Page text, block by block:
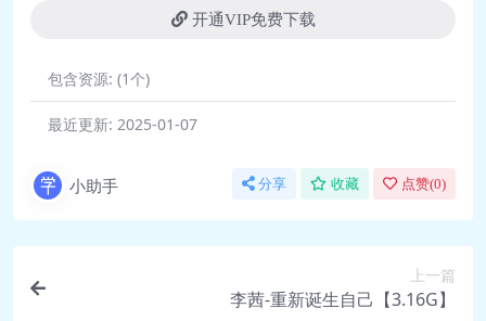
🎥 第05课：抑郁-受虐人格、suicide议题
🎥 第05课：抑郁-受虐人格、疑病症、自杀
议题【肯伯格原声+中英字幕】 .mp4
🎥 第06课：精神分析核心技术、精神分析
和精神分析性心理治疗的区别（周五630）
【中文】 .mp4
开通VIP免费下载
包含资源: (1个)
最近更新: 2025-01-07
小助手 分享 收藏 点赞(0)
上一篇
李茜-重新诞生自己【3.16G】